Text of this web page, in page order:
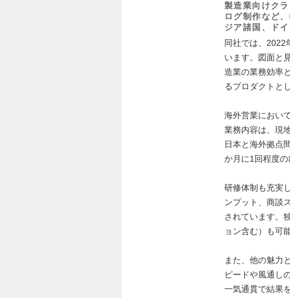
製造業向けク
ログ制作など
ジア諸国、ド
同社では、2022
います。図面と
造業の業務効率
るプロダクトと
海外営業におい
業務内容は、現
日本と海外拠点
か月に1回程度の
研修体制も充実
ンプット、商談
されています。
ョン含む）も可
また、他の魅力
ピードや風通し
一気通貫で結果